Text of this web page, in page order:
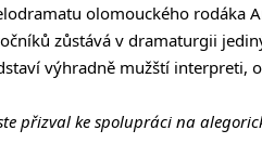
olomouckého rodáka
zůstává v dramaturgii
výhradně mužští interpreti,
přizval ke spolupráci na